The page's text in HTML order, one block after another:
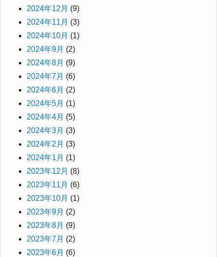
2024年12月 (9)
2024年11月 (3)
2024年10月 (1)
2024年9月 (2)
2024年8月 (9)
2024年7月 (6)
2024年6月 (2)
2024年5月 (1)
2024年4月 (5)
2024年3月 (3)
2024年2月 (3)
2024年1月 (1)
2023年12月 (8)
2023年11月 (6)
2023年10月 (1)
2023年9月 (2)
2023年8月 (9)
2023年7月 (2)
2023年6月 (6)